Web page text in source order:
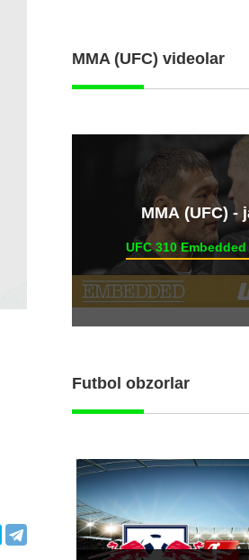
MMA (UFC) videolar
ММА (UFC) -
UFC 310
Futbol obzorlar